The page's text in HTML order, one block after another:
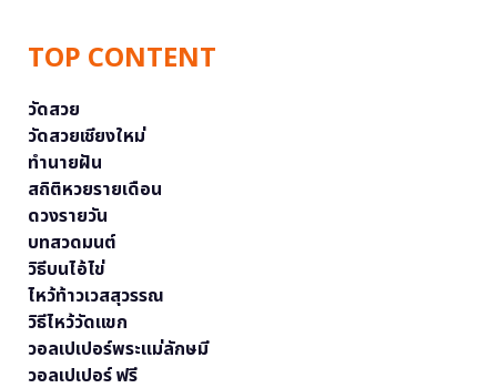
TOP CONTENT
วัดสวย
วัดสวยเชียงใหม่
ทำนายฝัน
สถิติหวยรายเดือน
ดวงรายวัน
บทสวดมนต์
วิธีบนไอ้ไข่
ไหว้ท้าวเวสสุวรรณ
วิธีไหว้วัดแขก
วอลเปเปอร์พระแม่ลักษมี
วอลเปเปอร์ ฟรี